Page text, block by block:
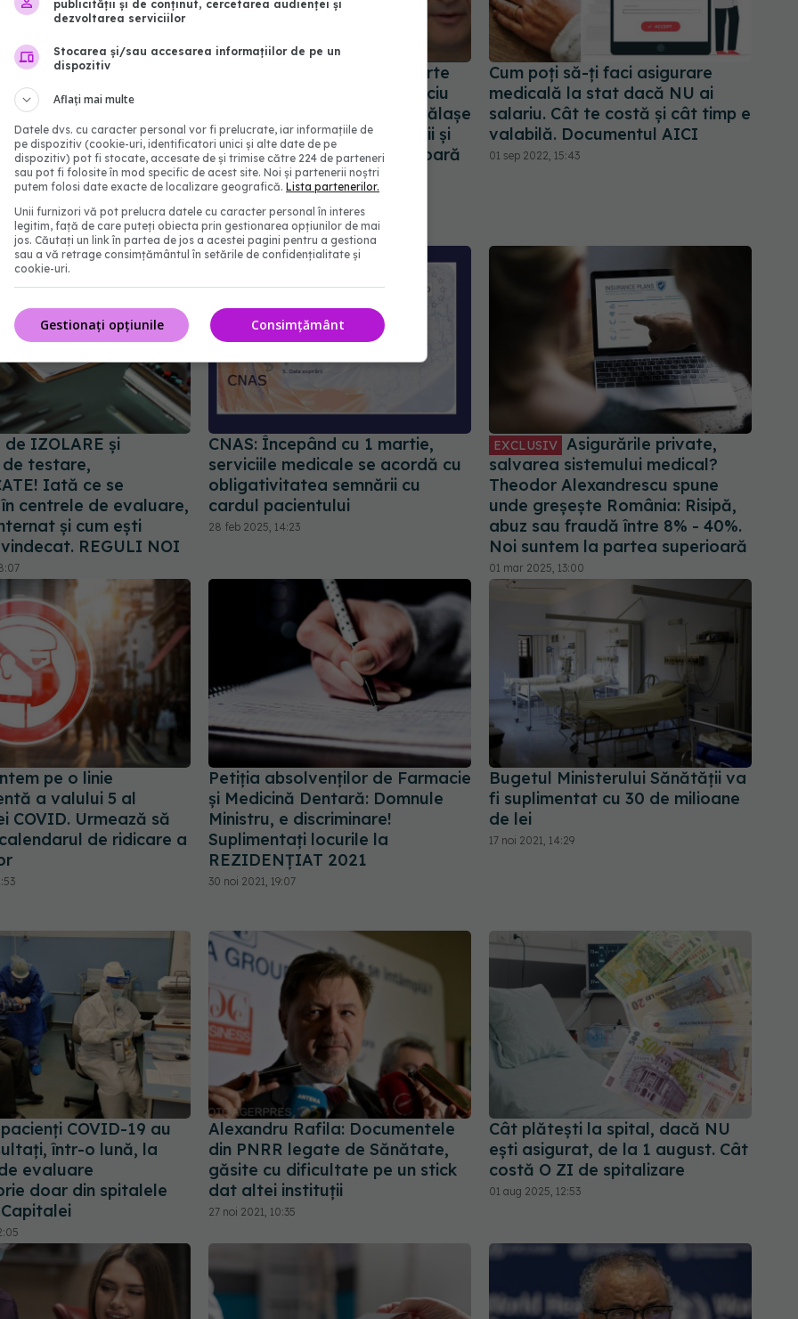
după 3 luni de
MS: Aprovizionarea cu
împotriva COVID-
paturi ATI, ca
Unde se pierd foarte
mulți bani în Sănătate. Patriciu
Achimaș Cadariu: Multe spitălașe
care tratează prost pacienții și
ajung să fie tratați a doua oară
în centrele mari
19 oct 2023, 15:35
Cum poți să-ți faci asigurare
medicală la stat dacă NU ai
salariu. Cât te costă și cât timp e
valabilă. Documentul AICI
01 sep 2022, 15:43
IZOLARE și
testare,
Iată ce se
centrele de evaluare,
și cum ești
REGULI NOI
CNAS: Începând cu 1 martie,
serviciile medicale se acordă cu
obligativitatea semnării cu
cardul pacientului
28 feb 2025, 14:23
EXCLUSIV Asigurările private,
salvarea sistemului medical?
Theodor Alexandrescu spune
unde greșește România: Risipă,
abuz sau fraudă între 8% - 40%.
Noi suntem la partea superioară
01 mar 2025, 13:00
pe o linie
a valului 5 al
COVID. Urmează să
de ridicare a
Petiția absolvenților de Farmacie
și Medicină Dentară: Domnule
Ministru, e discriminare!
Suplimentați locurile la
REZIDENȚIAT 2021
30 noi 2021, 19:07
Bugetul Ministerului Sănătății va
fi suplimentat cu 30 de milioane
de lei
17 noi 2021, 14:29
COVID-19 au
într-o lună, la
evaluare
doar din spitalele
Alexandru Rafila: Documentele
din PNRR legate de Sănătate,
găsite cu dificultate pe un stick
dat altei instituții
27 noi 2021, 10:35
Cât plătești la spital, dacă NU
ești asigurat, de la 1 august. Cât
costă O ZI de spitalizare
01 aug 2025, 12:53
publicității și de conținut, cercetarea audienței și
dezvoltarea serviciilor
Stocarea și/sau accesarea informațiilor de pe un
dispozitiv
Aflați mai multe
Datele dvs. cu caracter personal vor fi prelucrate, iar informațiile de
pe dispozitiv (cookie-uri, identificatori unici și alte date de pe
dispozitiv) pot fi stocate, accesate de și trimise către 224 de parteneri
sau pot fi folosite în mod specific de acest site. Noi și partenerii noștri
putem folosi date exacte de localizare geografică. Lista partenerilor.
Unii furnizori vă pot prelucra datele cu caracter personal în interes
legitim, față de care puteți obiecta prin gestionarea opțiunilor de mai
jos. Căutați un link în partea de jos a acestei pagini pentru a gestiona
sau a vă retrage consimțământul în setările de confidențialitate și
cookie-uri.
Consimțământ
Gestionați opțiunile